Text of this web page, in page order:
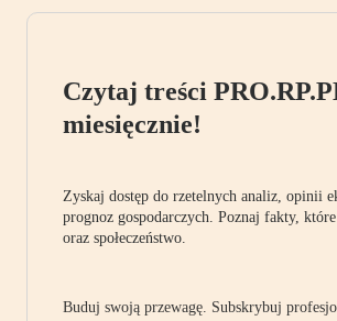
Czytaj treści
miesięcznie!
Zyskaj dostęp do rzetelnych analiz, opinii
prognoz gospodarczych. Poznaj fakty,
oraz społeczeństwo.
Buduj swoją przewagę. Subskrybuj